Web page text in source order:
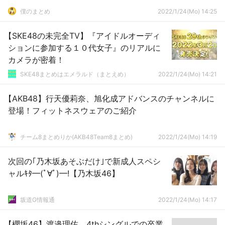
僕のまとめ 2022/1/24(Mo) 14:25
【SKE48の未完全TV】『アイドルオーディ
ションに参加する１０代女子』のリアルに
カメラが密着！
SKE48まとめはエメラルド（まとえめ） 2022/1/24(Mo) 14:21
【AKB48】行天優莉奈、旭化成アドバンスのチャンネルに
登場！フィットネスウェアのご紹介
チーム8まとめりか(AKB48Team8まとめ) 2022/1/24(Mo) 14:19
次回の｢乃木坂あそぶだけ｣で新成人スペシ
ャルｷﾀ━(ﾟ∀ﾟ)━!【乃木坂46】
坂道G情報通 2022/1/24(Mo) 14:17